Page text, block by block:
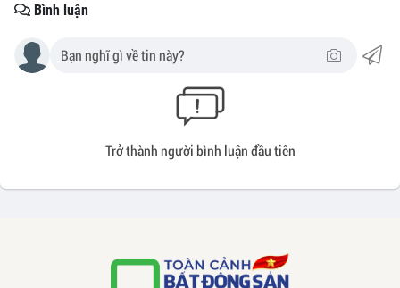
Bình luận
Trở thành người bình luận đầu tiên